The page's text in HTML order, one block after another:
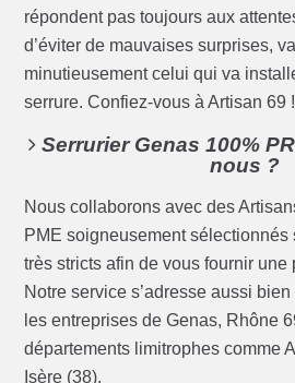
répondent pas toujours aux
d’éviter de mauvaises surprises,
minutieusement celui qui va
serrure. Confiez-vous à Artisan 69 !
Serrurier Genas 100%
nous ?
Nous collaborons avec des
PME soigneusement sélectionnés
très stricts afin de vous fournir
Notre service s’adresse aussi
les entreprises de Genas, Rhône
départements limitrophes comme
Isère (38).